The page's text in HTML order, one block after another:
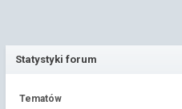
Statystyki forum
Tematów